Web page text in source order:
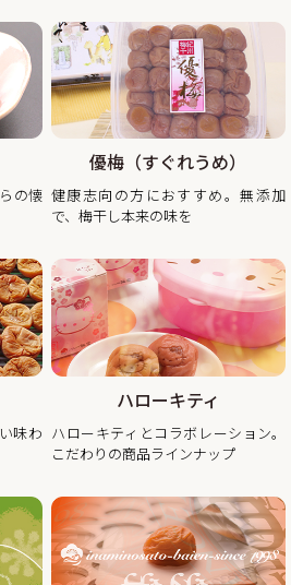
日（金曜日）
日）～ 2026年1月4日（日曜
5日（月曜
通り営業
（火曜日）より順次発送。
想されますのであらかじめのご注
画を開催！2025年最終セール
個セットが大変お得にお買い求
を開催します。また、期間中当企
たお客様全員に「金山寺味噌」も
凶作に続き、和歌山県全体で今年
被害により、2年連続の梅の大凶
育った梅を皆さまの元へお届けし
のお買い得企画を開催させていた
の懐
優梅（すぐれうめ）
健康志向の方におすすめ。無添加
で、梅干し本来の味を
味わ
ハローキティ
ハローキティとコラボレーション。
こだわりの商品ラインナップ